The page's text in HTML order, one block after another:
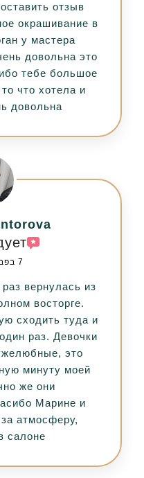
отзыв
окрашивание в
у мастера
довольна это
тебе большое
что хотела и
довольна !
7 בפברואר 2025
вернулась из
восторге.
сходить туда и
раз. Девочки
это
минуту моей
же они
Марине и
атмосферу,
салоне.